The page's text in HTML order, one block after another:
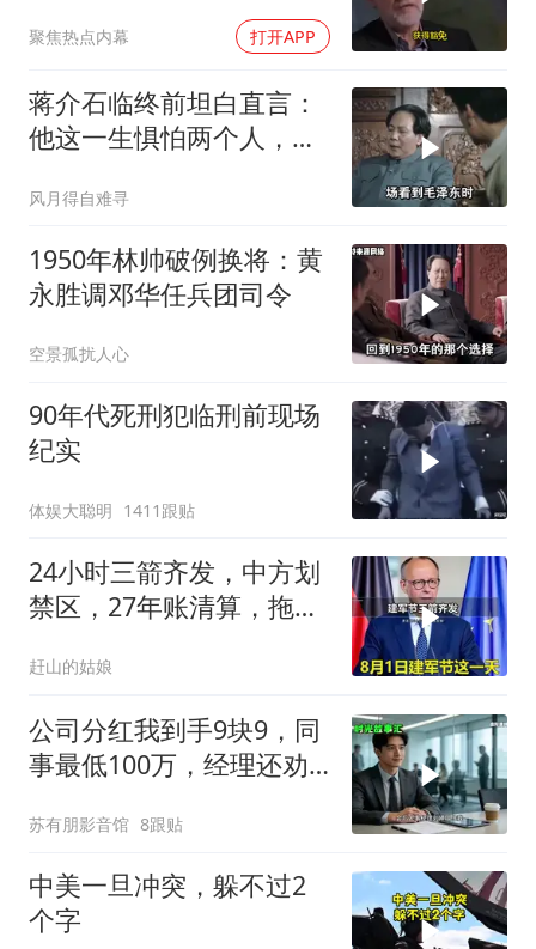
聚焦热点内幕 打开APP
蒋介石临终前坦白直言：
他这一生惧怕两个人，却
风月得自难寻
1950年林帅破例换将：黄
永胜调邓华任兵团司令
空景孤扰人心
90年代死刑犯临刑前现场
纪实
体娱大聪明 1411跟贴
24小时三箭齐发，中方划
禁区，27年账清算，拖船
赶山的姑娘
公司分红我到手9块9，同
事最低100万，经理还劝
苏有朋影音馆 8跟贴
中美一旦冲突，躲不过2
个字